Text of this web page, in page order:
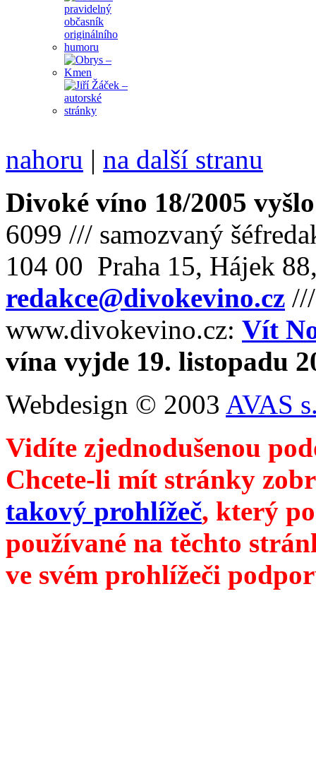
nahoru | na další stranu
Divoké víno 18/2005
6099 /// samozvaný
104 00 Praha 15, Hájek
redakce@divokevino.cz
www.divokevino.cz: Vít
vína vyjde 19. listopadu
Webdesign © 2003 AVAS
Vidíte zjednodušenou
Chcete-li mít stránky
takový prohlížeč, který
používané na těchto
ve svém prohlížeči